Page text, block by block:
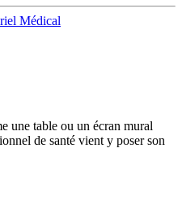
Médical
une table ou un écran mural
de santé vient y poser son